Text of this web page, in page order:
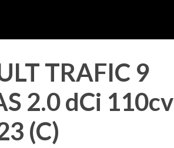
TRAFIC 9
2.0 dCi 110cv
(C)